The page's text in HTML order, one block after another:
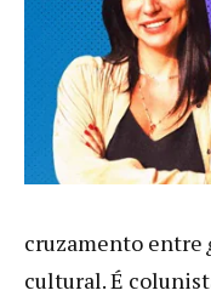
cruzamento entre
cultural. É